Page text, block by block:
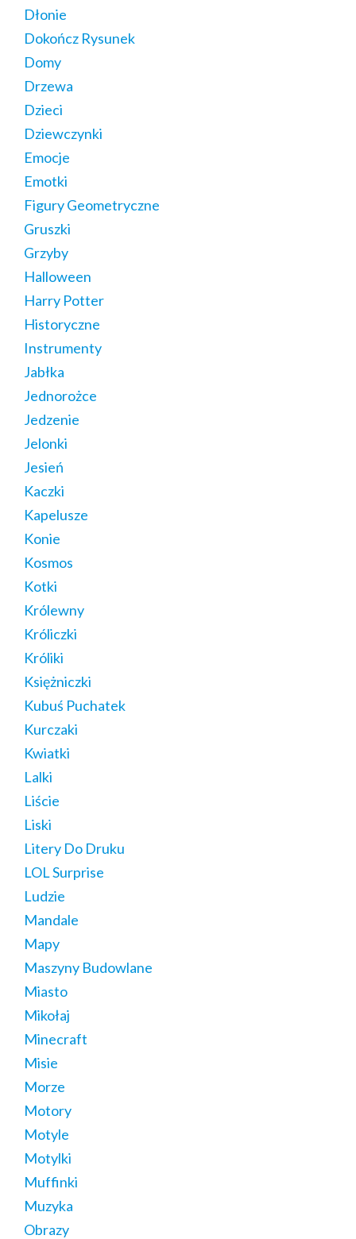
Dłonie
Dokończ Rysunek
Domy
Drzewa
Dzieci
Dziewczynki
Emocje
Emotki
Figury Geometryczne
Gruszki
Grzyby
Halloween
Harry Potter
Historyczne
Instrumenty
Jabłka
Jednorożce
Jedzenie
Jelonki
Jesień
Kaczki
Kapelusze
Konie
Kosmos
Kotki
Królewny
Króliczki
Króliki
Księżniczki
Kubuś Puchatek
Kurczaki
Kwiatki
Lalki
Liście
Liski
Litery Do Druku
LOL Surprise
Ludzie
Mandale
Mapy
Maszyny Budowlane
Miasto
Mikołaj
Minecraft
Misie
Morze
Motory
Motyle
Motylki
Muffinki
Muzyka
Obrazy